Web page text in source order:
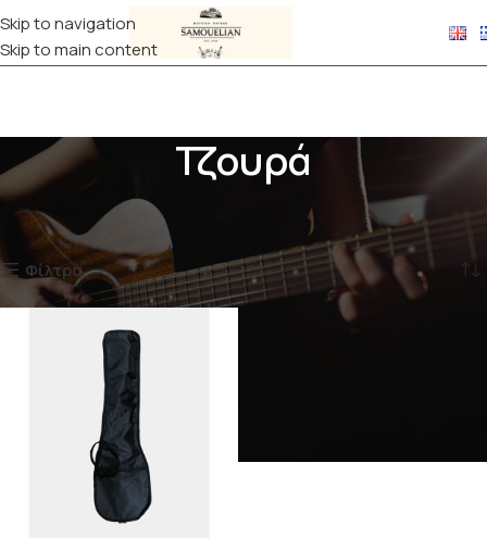
Skip to navigation
Skip to main content
Τζουρά
Αρχική σελίδα ΘΗΚΕΣ
Εμφάνιση του μοναδικού αποτελέσματος
Φίλτρα